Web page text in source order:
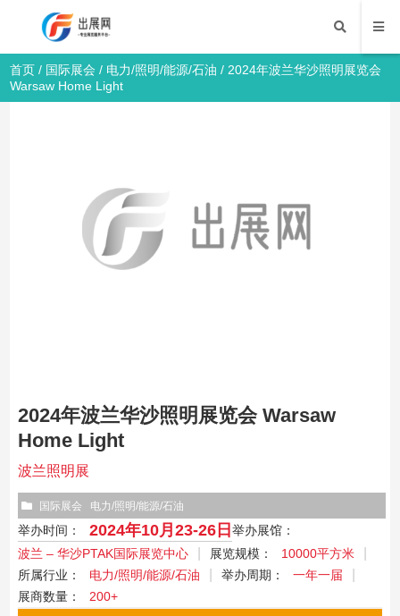
首页 / 国际展会 / 电力/照明/能源/石油 / 2024年波兰华沙照明展览会
Warsaw Home Light
2024年波兰华沙照明展览会 Warsaw
Home Light
波兰照明展
国际展会 电力/照明/能源/石油
举办时间： 2024年10月23-26日 举办展馆：
波兰 – 华沙PTAK国际展览中心
展览规模：
10000平方米
所属行业：
电力/照明/能源/石油 举办周期：
一年一届
展商数量：
200+